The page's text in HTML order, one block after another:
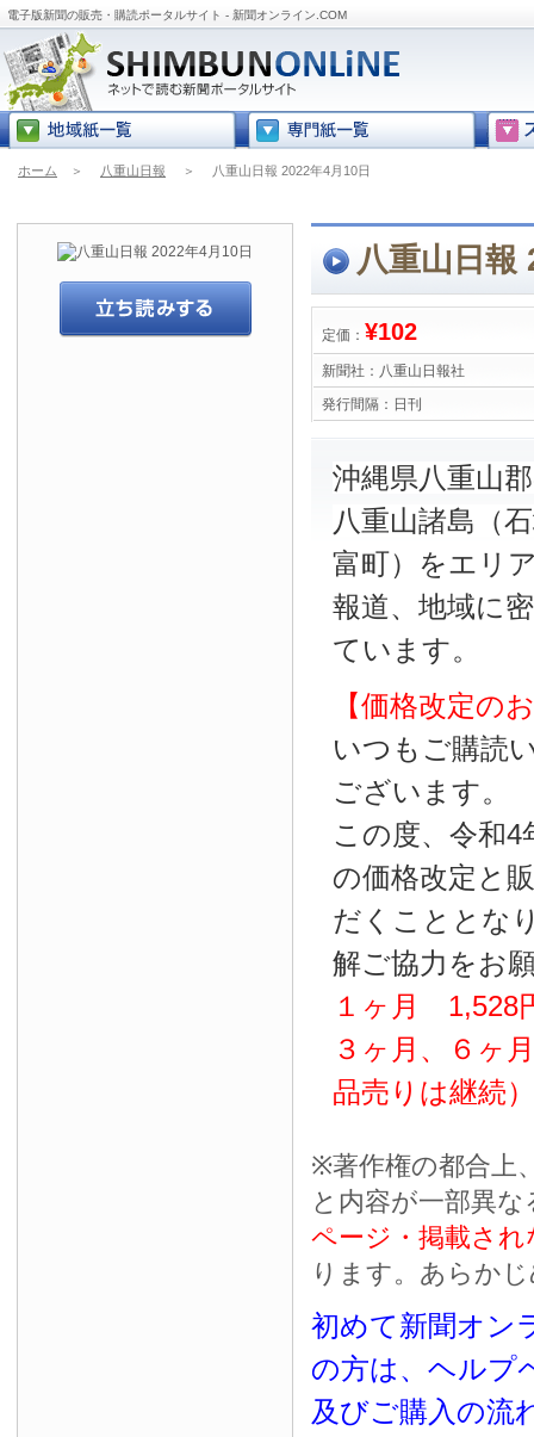
電子版新聞の販売・購読ポータルサイト - 新聞オンライン.COM
ホーム ＞ 八重山日報 ＞ 八重山日報 2022年4月10日
八重山日報
定価： ¥102
新聞社： 八重山日報社
発行間隔： 日刊
沖縄県八重山
八重山諸島（
富町）をエリ
報道、地域に
ています。
【価格改定の
いつもご購読
ございます。
この度、令和4
の価格改定と
だくこととな
解ご協力をお
１ヶ月 1,528
３ヶ月、６ヶ
品売りは継続）
※著作権の都合上
と内容が一部異な
ページ・掲載され
ります。あらか
初めて新聞オン
の方は、ヘルプ
及びご購入の流